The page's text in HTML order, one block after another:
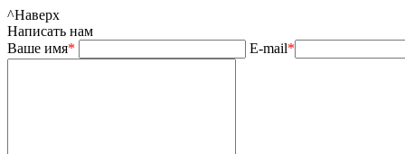
^Наверх
Написать нам
Ваше имя* E-mail*